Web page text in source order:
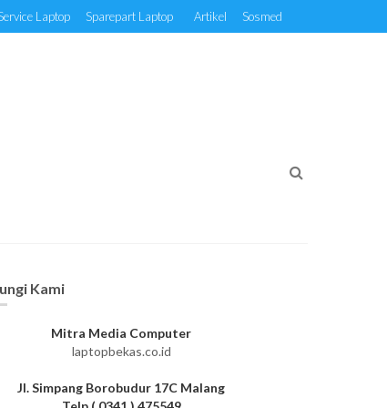
Laptop Sparepart Laptop Artikel Sosmed
Kami
Mitra Media Computer
laptopbekas.co.id
Jl. Simpang Borobudur 17C Malang